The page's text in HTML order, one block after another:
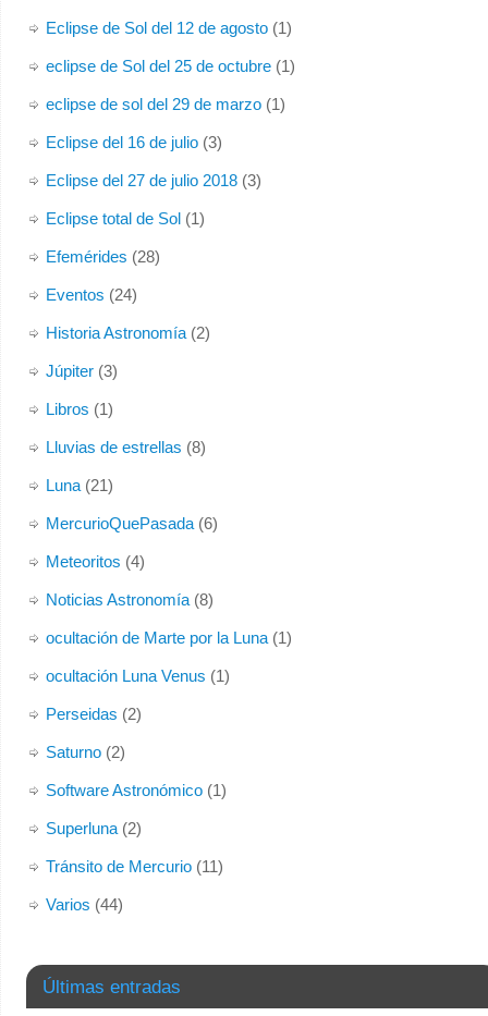
Eclipse de Sol del 12 de agosto(1)
eclipse de Sol del 25 de octubre(1)
eclipse de sol del 29 de marzo(1)
Eclipse del 16 de julio(3)
Eclipse del 27 de julio 2018(3)
Eclipse total de Sol(1)
Efemérides (28)
Eventos (24)
Historia Astronomía(2)
Júpiter(3)
Libros (1)
Lluvias de estrellas (8)
Luna(21)
MercurioQuePasada(6)
Meteoritos (4)
Noticias Astronomía(8)
ocultación de Marte por la Luna(1)
ocultación Luna Venus (1)
Perseidas (2)
Saturno(2)
Software Astronómico(1)
Superluna(2)
Tránsito de Mercurio(11)
Varios (44)
Últimas entradas